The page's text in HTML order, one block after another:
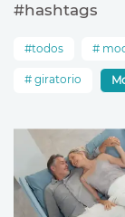
#hashtags
todos
giratorio